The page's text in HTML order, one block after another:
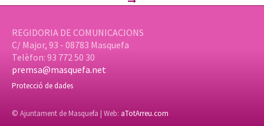
REGIDORIA DE COMUNICACIONS
C/ Major, 93 - 08783 Masquefa
Telèfon: 93 772 50 30
premsa@masquefa.net
Protecció de dades
© Ajuntament de Masquefa | Web: aTotArreu.com